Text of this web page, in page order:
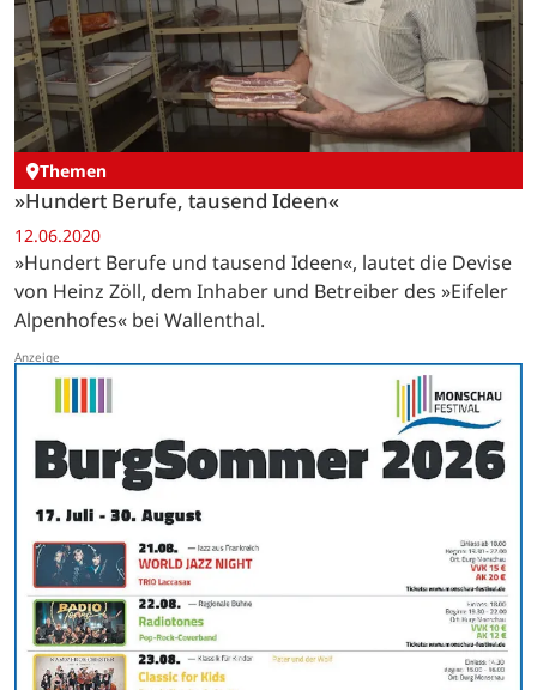
Themen
»Hundert Berufe, tausend Ideen«
12.06.2020
»Hundert Berufe und tausend Ideen«, lautet die Devise
von Heinz Zöll, dem Inhaber und Betreiber des »Eifeler
Alpenhofes« bei Wallenthal.